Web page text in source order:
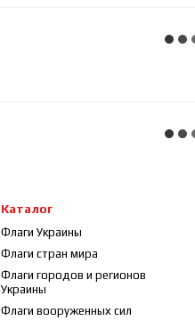
Каталог
Флаги Украины
Флаги стран мира
Флаги городов и регионов
Украины
Флаги вооруженных сил